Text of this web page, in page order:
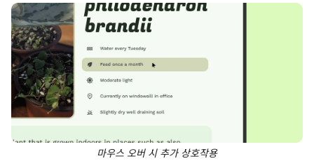
마우스 오버 시 추가 상호작용